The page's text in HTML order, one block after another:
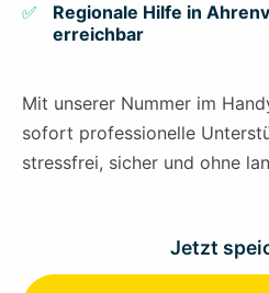
Regionale Hilfe in
erreichbar
Mit unserer Nummer im
sofort professionelle
stressfrei, sicher und ohne
Jetzt